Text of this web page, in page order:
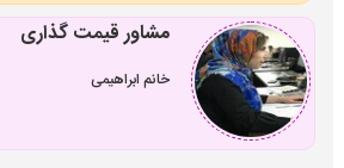
مشاور قیمت گذاری
خانم ابراهیمی